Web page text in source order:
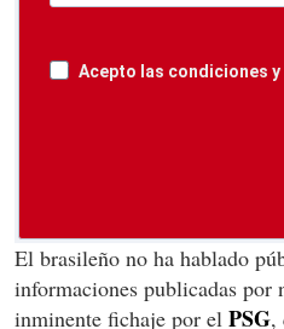
Acepto las condiciones
El brasileño no ha hablado
informaciones publicadas por
inminente fichaje por el PSG,